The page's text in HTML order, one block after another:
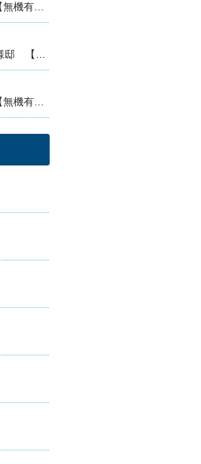
沖縄県読谷村宇座T様邸【無機有機ハイブリッド塗料／セミフロンスーパーマイルドⅡ】
沖縄県うるま市平敷屋O様邸 【無機有機ハイブリッド塗料セミフロンスーパーアクアⅡ】
沖縄県読谷村宇座T様邸【無機有機ハイブリッド塗料／セミフロンスーパーマイルドⅡ】